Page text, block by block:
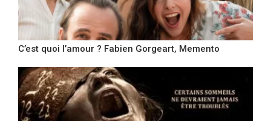
C’est quoi l’amour ? Fabien Gorgeart, Memento